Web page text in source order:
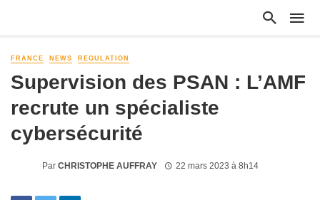
FRANCE NEWS REGULATION
Supervision des PSAN : L’AMF
recrute un spécialiste
cybersécurité
Par CHRISTOPHE AUFFRAY 22 mars 2023 à 8h14